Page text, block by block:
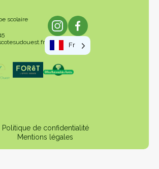
scolaire
Fr
Politique de confidentialité
Mentions légales